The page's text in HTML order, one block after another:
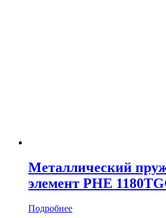
Металлический
элемент PHE
Подробнее